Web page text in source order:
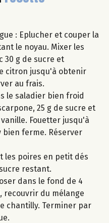
: Eplucher et couper la
le noyau. Mixer les
30 g de sucre et
citron jusqu'à obtenir
au frais.
le saladier bien froid
25 g de sucre et
Fouetter jusqu'à
ferme. Réserver
les poires en petit dés
restant.
dans le fond de 4
recouvrir du mélange
chantilly. Terminer par